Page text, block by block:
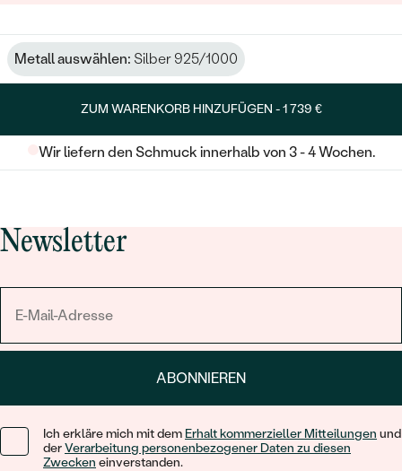
Metall auswählen: Silber 925/1000
ZUM WARENKORB HINZUFÜGEN -1 739 €
Wir liefern den Schmuck innerhalb von 3 - 4 Wochen.
Newsletter
ABONNIEREN
Ich erkläre mich mit dem Erhalt kommerzieller Mitteilungen und
derVerarbeitung personenbezogener Daten zu diesen
Zwecken einverstanden.